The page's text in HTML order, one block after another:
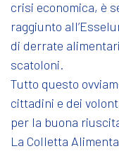
crisi economica, è
raggiunto
di derrate
scatoloni.
Tutto questo
cittadini e dei
per la buona
La Colletta